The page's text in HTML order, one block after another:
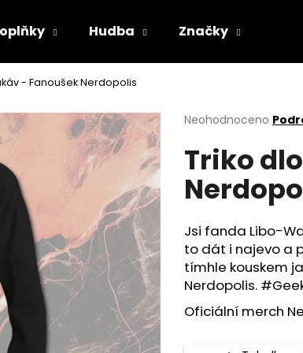
Hudba Značky
- Fanoušek Nerdopolis
Průměrné
produktu
0,0
hvězdiček.
Neohodnoceno
Triko
Jsi fanda Libo-
to dát i najevo a
tímhle kouskem
Nerdopolis.
Oficiální merch
Co potřebujete najít?
Doporučujeme
TRIČKO - WITCHERPANÝ